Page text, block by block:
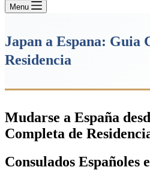
Menu
Japan a Espana: Guia
Residencia
Mudarse a España
Completa de
Consulados Españoles